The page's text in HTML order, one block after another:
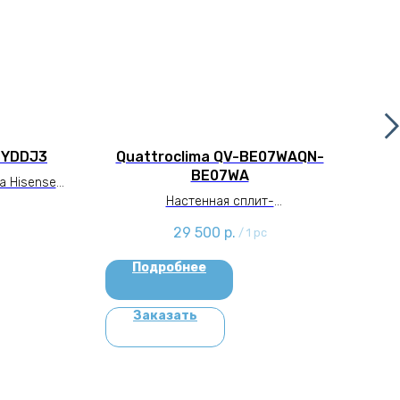
Hisense
Quattroclima QV-BE07WAQN-
BE07WA
Настенная сплит-
BE07WA
29 500 р. / 1 pc
Подробнее
Заказать